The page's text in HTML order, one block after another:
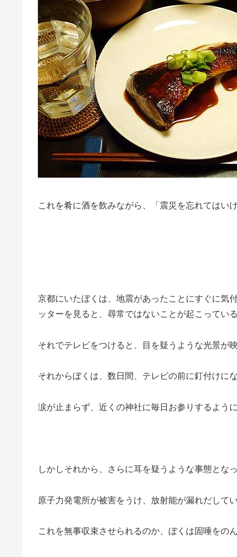
これを肴に酒を飲みながら、「震災を忘れてはい
京都にいたぼくは、地震があったことにすぐに気
ッターを見ると、尋常ではないことが起こってい
それでテレビをつけると、目を疑うような光景が
それからぼくは、数日間、テレビの前に釘付けにな
涙が止まらず、近くの神社に毎日お参りするように
しかしそれから、さらに耳を疑うような事態となっ
原子力発電所が被害をうけ、放射能が漏れだしてい
これを無事収束させられるのか、ぼくは固唾をの